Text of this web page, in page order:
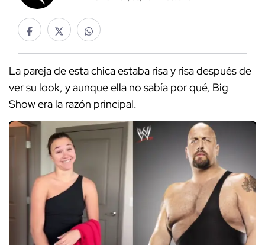
La pareja de esta chica estaba risa y risa después de
ver su look, y aunque ella no sabía por qué, Big
Show era la razón principal.